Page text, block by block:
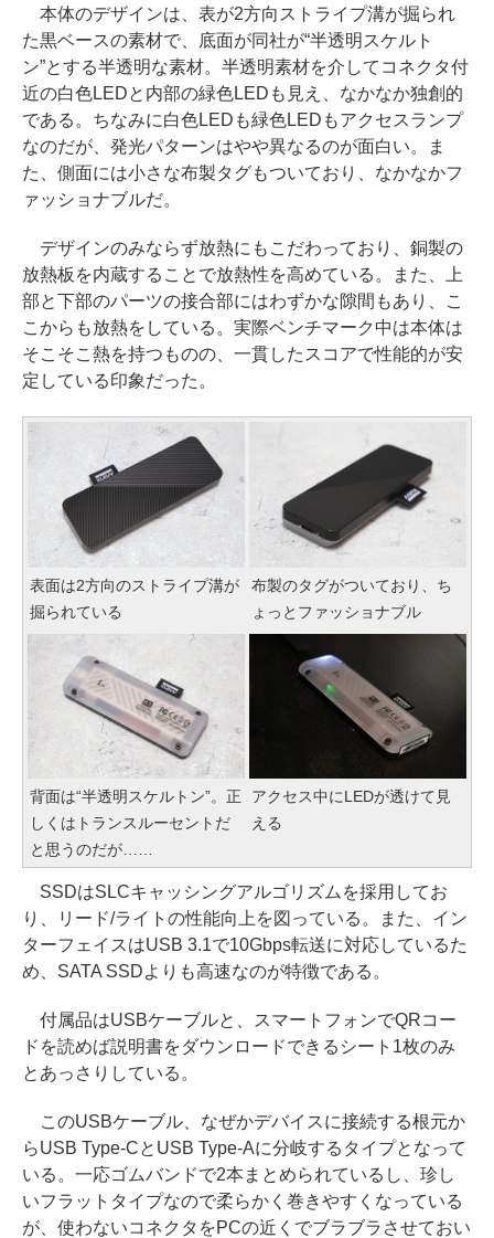
本体のデザインは、表が2方向ストライプ溝が掘られ
た黒ベースの素材で、底面が同社が“半透明スケルト
ン”とする半透明な素材。半透明素材を介してコネクタ付
近の白色LEDと内部の緑色LEDも見え、なかなか独創的
である。ちなみに白色LEDも緑色LEDもアクセスランプ
なのだが、発光パターンはやや異なるのが面白い。ま
た、側面には小さな布製タグもついており、なかなかフ
ァッショナブルだ。
デザインのみならず放熱にもこだわっており、銅製の
放熱板を内蔵することで放熱性を高めている。また、上
部と下部のパーツの接合部にはわずかな隙間もあり、こ
こからも放熱をしている。実際ベンチマーク中は本体は
そこそこ熱を持つものの、一貫したスコアで性能的が安
定している印象だった。
表面は2方向のストライプ溝が
掘られている
布製のタグがついており、ち
ょっとファッショナブル
背面は“半透明スケルトン”。正
しくはトランスルーセントだ
と思うのだが……
アクセス中にLEDが透けて見
える
SSDはSLCキャッシングアルゴリズムを採用してお
り、リード/ライトの性能向上を図っている。また、イン
ターフェイスはUSB 3.1で10Gbps転送に対応しているた
め、SATA SSDよりも高速なのが特徴である。
付属品はUSBケーブルと、スマートフォンでQRコー
ドを読めば説明書をダウンロードできるシート1枚のみ
とあっさりしている。
このUSBケーブル、なぜかデバイスに接続する根元か
らUSB Type-CとUSB Type-Aに分岐するタイプとなって
いる。一応ゴムバンドで2本まとめられているし、珍し
いフラットタイプなので柔らかく巻きやすくなっている
が、使わないコネクタをPCの近くでブラブラさせておい